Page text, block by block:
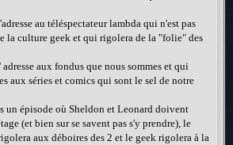
au téléspectateur lambda qui n'est pas
la culture geek et qui rigolera de la "folie" des
aux fondus que nous sommes et qui
aux séries et comics qui sont le sel de notre
un épisode où Sheldon et Leonard doivent
(et bien sur se savent pas s'y prendre), le
aux déboires des 2 et le geek rigolera à la